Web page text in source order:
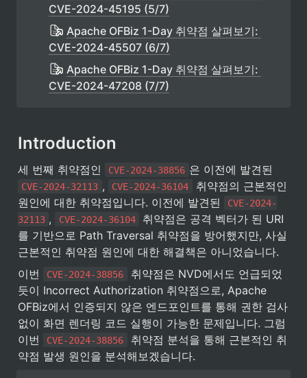
CVE-2024-45195 (5/7)
Apache OFBiz 1-Day 취약점 살펴보기:
CVE-2024-45507 (6/7)
Apache OFBiz 1-Day 취약점 살펴보기:
CVE-2024-47208 (7/7)
Introduction
세 번째 취약점인 CVE-2024-38856
CVE-2024-32113 , CVE-2024-36104
취약점의 근본적인
원인에 대한 취약점입니다. 이전에 발견된
CVE-2024-
32113 , CVE-2024-36104
취약점은 공격 벡터가 된 URI
를 기반으로 Path Traversal 취약점을 방어했지만, 사실
근본적인 취약점 원인에 대한 해결책은 아니었습니다.
이번
CVE-2024-38856
취약점은 NVD에서도 언급되었
듯이 Incorrect Authorization 취약점으로, Apache
OFBiz에서 인증되지 않은 엔드포인트를 통해 권한 검사
없이 화면 렌더링 코드 실행이 가능한 문제입니다. 그럼
이번
CVE-2024-38856
취약점 분석을 통해 근본적인 취
약점 발생 원인을 분석해보겠습니다.